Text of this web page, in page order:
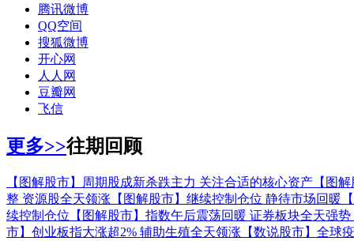
腾讯微博
QQ空间
搜狐微博
开心网
人人网
豆瓣网
飞信
更多>>往期回顾
【图解股市】周期股成新杀跌主力 关注合适的核心资产 【图
整 资源股全天领涨 【图解股市】继续控制仓位 静待市场回暖
续控制仓位 【图解股市】指数午后震荡回暖 证券板块全天强势
市】创业板指大涨超2% 辅助生殖全天领涨 【数说股市】全球